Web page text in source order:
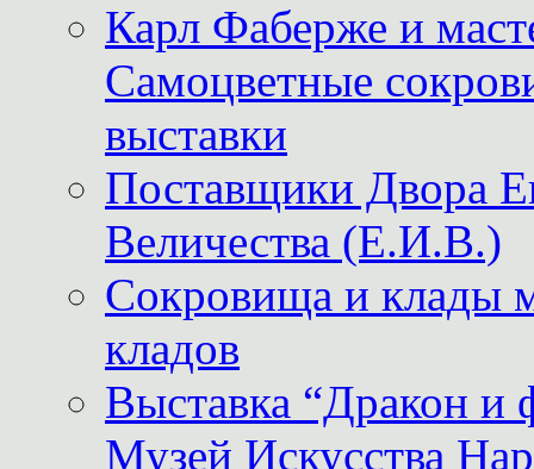
Карл Фаберже и
Самоцветные
выставки
Поставщики
Величества (Е.И.В.)
Сокровища и клады
кладов
Выставка “Дракон и
Музей Искусства